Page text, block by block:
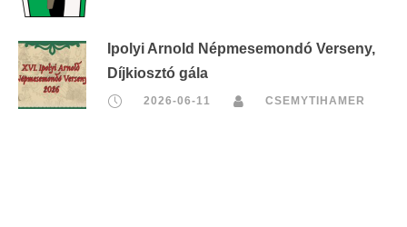
Ipolyi Arnold Népmesemondó Verseny,
Díjkiosztó gála
2026-06-11 CSEMYTIHAMER